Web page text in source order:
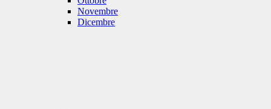
Novembre
Dicembre